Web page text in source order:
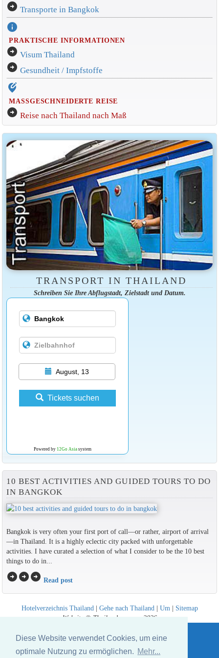
Diese Website verwendet Cookies, um eine
optimale Nutzung zu ermöglichen. Mehr...
arrow_circle_right Transporte in Bangkok
info
PRAKTISCHE INFORMATIONEN
arrow_circle_right Visum Thailand
arrow_circle_right Gesundheit / Impfstoffe
edit_location_alt
MASSGESCHNEIDERTE REISE
arrow_circle_right Reise nach Thailand nach Maß
TRANSPORT IN THAILAND
Schreiben Sie Ihre Abflugstadt, Zielstadt und Datum.
August, 13
Tickets suchen
Powered by 12Go Asiasystem
10 BEST ACTIVITIES AND GUIDED TOURS TO DO
IN BANGKOK
Bangkok is very often your first port of call—or rather, airport of arrival
—in Thailand. It is a highly eclectic city packed with unforgettable
activities. I have curated a selection of what I consider to be the 10 best
things to do in...
arrow_circle_rightarrow_circle_rightarrow_circle_right Read post
Hotelverzeichnis Thailand | Gehe nach Thailand | Um | Sitemap
Website © Thailandee.com - 2026